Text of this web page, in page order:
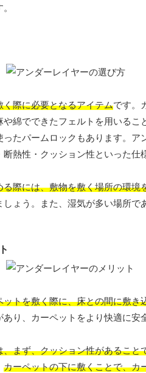
際に必要となるアイテムです。
綿でできたフェルトを用いる
たパームロックもあります。
熱性・クッション性といった仕
際には、敷物を敷く場所の環境
ょう。また、湿気が多い場所で
トを敷く際に、床との間に敷き
り、カーペットをより快適に安
まず、クッション性があるこ
カーペットの下に敷くことで、カ